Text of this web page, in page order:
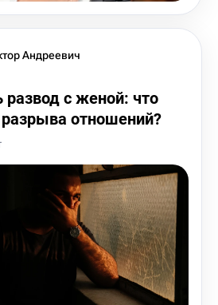
Андреевич
развод с женой: что
отношений?